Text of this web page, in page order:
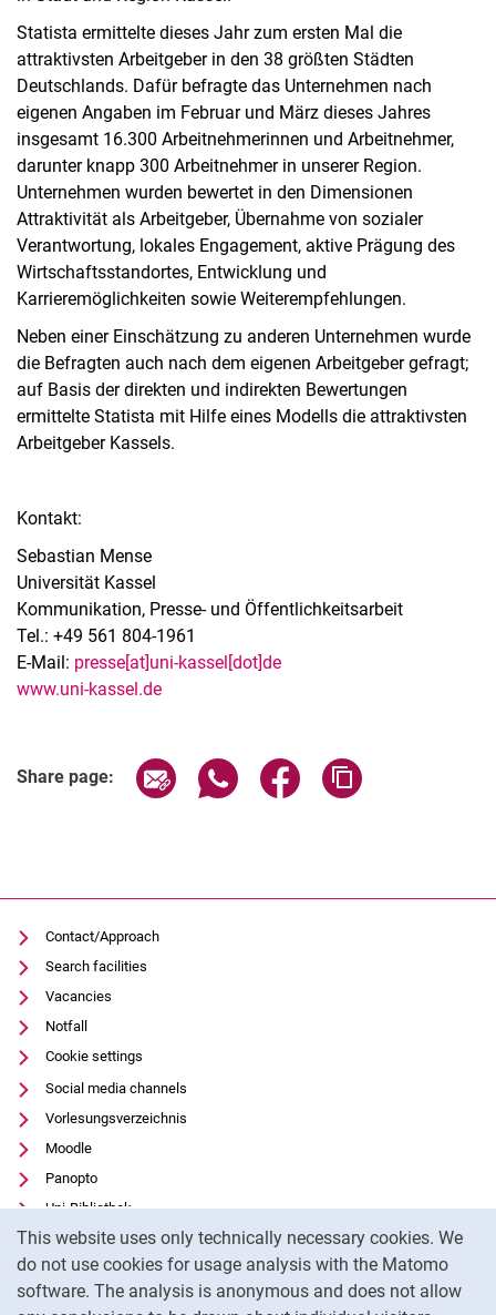
This website uses only technically necessary cookies. We
do not use cookies for usage analysis with the Matomo
software. The analysis is anonymous and does not allow
Statista ermittelte dieses Jahr zum ersten Mal die
attraktivsten Arbeitgeber in den 38 größten Städten
Deutschlands. Dafür befragte das Unternehmen nach
eigenen Angaben im Februar und März dieses Jahres
insgesamt 16.300 Arbeitnehmerinnen und Arbeitnehmer,
darunter knapp 300 Arbeitnehmer in unserer Region.
Unternehmen wurden bewertet in den Dimensionen
Attraktivität als Arbeitgeber, Übernahme von sozialer
Verantwortung, lokales Engagement, aktive Prägung des
Wirtschaftsstandortes, Entwicklung und
Karrieremöglichkeiten sowie Weiterempfehlungen.
Neben einer Einschätzung zu anderen Unternehmen wurde
die Befragten auch nach dem eigenen Arbeitgeber gefragt;
auf Basis der direkten und indirekten Bewertungen
ermittelte Statista mit Hilfe eines Modells die attraktivsten
Arbeitgeber Kassels.
Kontakt:
Sebastian Mense
Universität Kassel
Kommunikation, Presse- und Öffentlichkeitsarbeit
Tel.: +49 561 804-1961
E-Mail: presse[at]uni-kassel[dot]de
www.uni-kassel.de
Share page: Share page via email
Share page via WhatsApp
Share page via
Contact/Approach
Search facilities
Vacancies
Notfall
Cookie settings
Social media channels
Vorlesungsverzeichnis
Moodle
Panopto
Uni-Bibliothek
Data privacy
Accessibility
Transparent Use of AI